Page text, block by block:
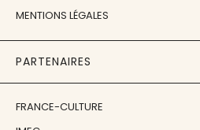
MENTIONS LÉGALES
PARTENAIRES
FRANCE-CULTURE